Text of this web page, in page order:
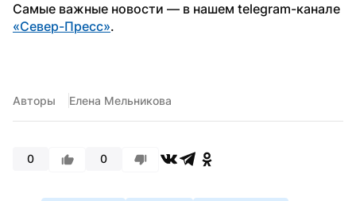
«Север-Пресс».
Авторы Елена Мельникова
0 0